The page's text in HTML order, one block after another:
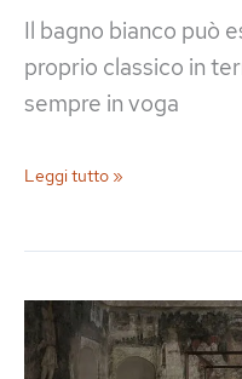
Il bagno bianco può
proprio classico in
sempre in voga
Bagno
90
Copiare
Leggi tutto »